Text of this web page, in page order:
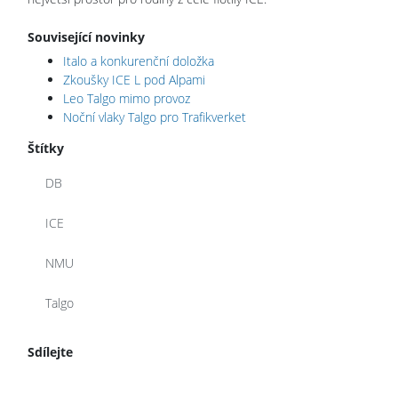
Související novinky
Italo a konkurenční doložka
Zkoušky ICE L pod Alpami
Leo Talgo mimo provoz
Noční vlaky Talgo pro Trafikverket
Štítky
DB
ICE
NMU
Talgo
Sdílejte